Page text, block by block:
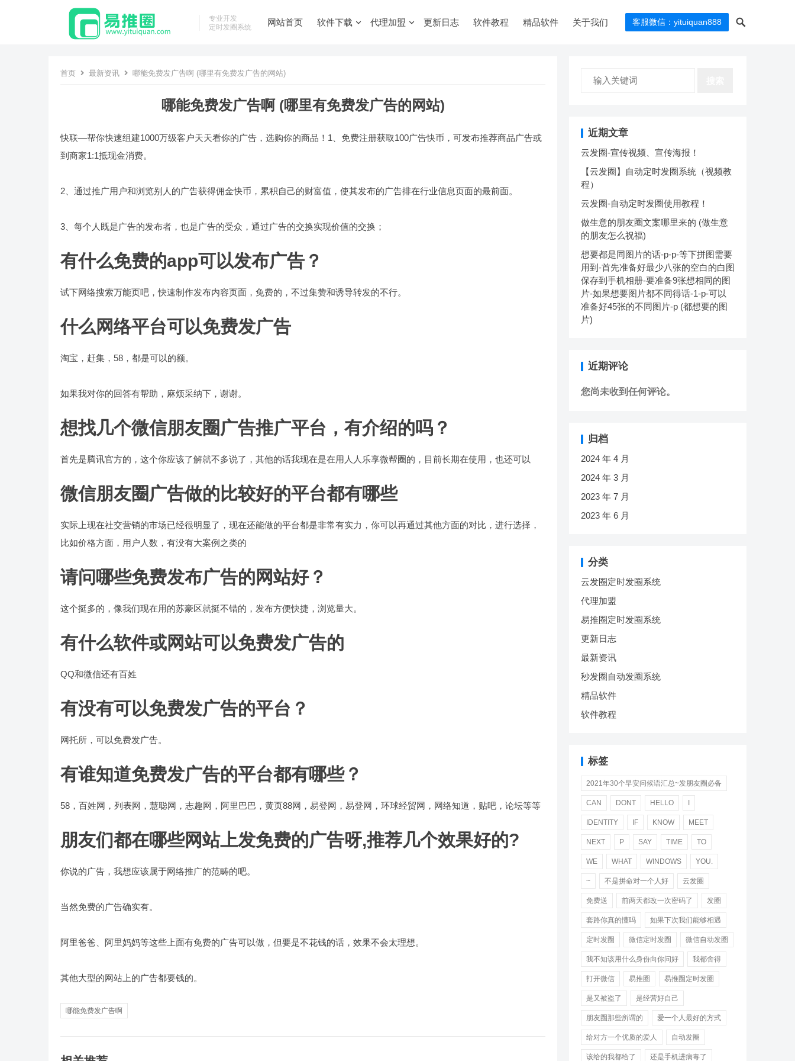
专业开发
定时发圈系统
网站首页 软件下载 代理加盟 更新日志 软件教程 精品软件 关于我们 客服微信：yituiquan888
首页 最新资讯 哪能免费发广告啊 (哪里有免费发广告的网站)
哪能免费发广告啊 (哪里有免费发广告的网站)
快联—帮你快速组建1000万级客户天天看你的广告，选购你的商品！1、免费注册获取100广告快币，可发布推荐商品广告或
到商家1:1抵现金消费。
2、通过推广用户和浏览别人的广告获得佣金快币，累积自己的财富值，使其发布的广告排在行业信息页面的最前面。
3、每个人既是广告的发布者，也是广告的受众，通过广告的交换实现价值的交换；
有什么免费的app可以发布广告？
试下网络搜索万能页吧，快速制作发布内容页面，免费的，不过集赞和诱导转发的不行。
什么网络平台可以免费发广告
淘宝，赶集，58，都是可以的额。
如果我对你的回答有帮助，麻烦采纳下，谢谢。
想找几个微信朋友圈广告推广平台，有介绍的吗？
首先是腾讯官方的，这个你应该了解就不多说了，其他的话我现在是在用人人乐享微帮圈的，目前长期在使用，也还可以
微信朋友圈广告做的比较好的平台都有哪些
实际上现在社交营销的市场已经很明显了，现在还能做的平台都是非常有实力，你可以再通过其他方面的对比，进行选择，
比如价格方面，用户人数，有没有大案例之类的
请问哪些免费发布广告的网站好？
这个挺多的，像我们现在用的苏豪区就挺不错的，发布方便快捷，浏览量大。
有什么软件或网站可以免费发广告的
QQ和微信还有百姓
有没有可以免费发广告的平台？
网托所，可以免费发广告。
有谁知道免费发广告的平台都有哪些？
58，百姓网，列表网，慧聪网，志趣网，阿里巴巴，黄页88网，易登网，易登网，环球经贸网，网络知道，贴吧，论坛等等
朋友们都在哪些网站上发免费的广告呀,推荐几个效果好的?
你说的广告，我想应该属于网络推广的范畴的吧。
当然免费的广告确实有。
阿里爸爸、阿里妈妈等这些上面有免费的广告可以做，但要是不花钱的话，效果不会太理想。
其他大型的网站上的广告都要钱的。
哪能免费发广告啊
近期文章
云发圈-宣传视频、宣传海报！
【云发圈】自动定时发圈系统（视频教
程）
云发圈-自动定时发圈使用教程！
做生意的朋友圈文案哪里来的 (做生意
的朋友怎么祝福)
想要都是同图片的话-p-p-等下拼图需要
用到-首先准备好最少八张的空白的白图
保存到手机相册-要准备9张想相同的图
片-如果想要图片都不同得话-1-p-可以
准备好45张的不同图片-p (都想要的图
片)
近期评论
您尚未收到任何评论。
归档
2024 年 4 月
2024 年 3 月
2023 年 7 月
2023 年 6 月
分类
云发圈定时发圈系统
代理加盟
易推圈定时发圈系统
更新日志
最新资讯
秒发圈自动发圈系统
精品软件
软件教程
标签
2021年30个早安问候语汇总~发朋友圈必备
CAN DONT HELLO
IDENTITY IF KNOW MEET
NEXT P SAY TIME TO
WE WHAT WINDOWS YOU.
~ 不是拼命对一个人好 云发圈
免费送 前两天都改一次密码了 发圈
套路你真的懂吗 如果下次我们能够相遇
定时发圈 微信定时发圈 微信自动发圈
我不知该用什么身份向你问好 我都舍得
打开微信 易推圈 易推圈定时发圈
是又被盗了 是经营好自己
朋友圈那些所谓的 爱一个人最好的方式
给对方一个优质的爱人 自动发圈
该给的我都给了 还是手机进病毒了